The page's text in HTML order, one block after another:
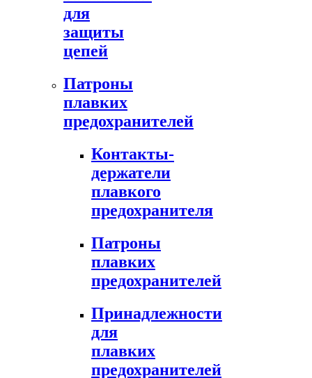
для
защиты
цепей
Патроны
плавких
предохранителей
Контакты-
держатели
плавкого
предохранителя
Патроны
плавких
предохранителей
Принадлежности
для
плавких
предохранителей